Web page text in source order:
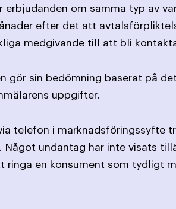
om samma typ av
efter det att
medgivande till att bli
gör sin bedömning baserat på
uppgifter.
telefon i marknadsföringssyfte
undantag har inte visats
ringa en konsument som tydligt